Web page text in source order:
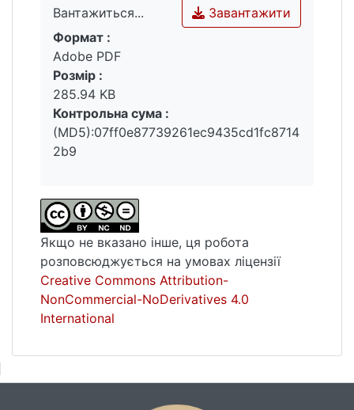
держслужбовців.
Обстоюється нагальна потреба прийняття
Закону України «Про оплату праці
посадових осіб державних органів», яким
належить закріпити порядок, умови й
розміри оплати праці всіх посадовців, які
здійснюють службову діяльність на
підставі укладених трудових договорів
Вантажиться...
Вантажиться...
Завантажити
Формат :
Adobe PDF
Розмір :
285.94 KB
Контрольна сума :
(MD5):07ff0e87739261ec9435cd1fc8714
2b9
Якщо не вказано інше, ця робота
розповсюджується на умовах ліцензії
Creative Commons Attribution-
NonCommercial-NoDerivatives 4.0
International